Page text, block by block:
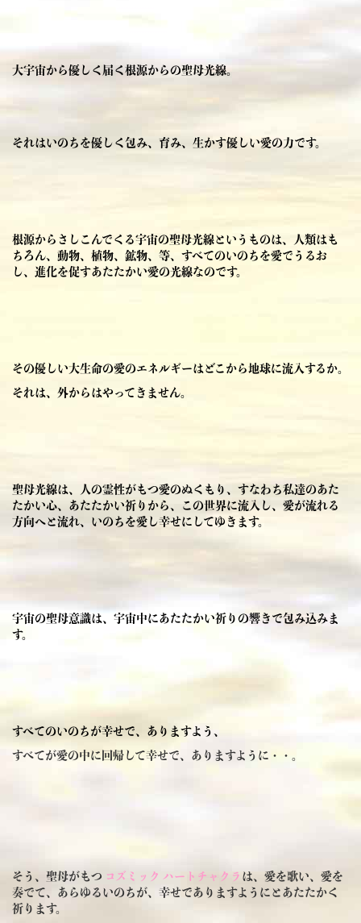
大宇宙から優しく届く根源からの聖母光線。
それはいのちを優しく包み、育み、生かす優しい愛の力です。
根源からさしこんでくる宇宙の聖母光線というものは、
人類はも
ちろん、動物、植物、鉱物、等、すべてのいのちを愛でうるお
し、進化を促すあたたかい愛の光線なのです。
その優しい大生命の愛のエネルギーはどこから地球に流入するか。
それは、外からはやってきません。
聖母光線は、人の霊性がもつ愛のぬくもり、すなわち私達のあた
たかい心、あたたかい祈りから、この世界に流入し、愛が流れる
方向へと流れ、いのちを愛し幸せにしてゆきます。
宇宙の聖母意識は、宇宙中にあたたかい祈りの響きで包み込みま
す。
すべてのいのちが幸せで、ありますよう、
すべてが愛の中に回帰して幸せで、ありますように・・。
そう、聖母がもつ コズミック ハートチャクラ は、愛を歌い、愛を
奏でて、あらゆるいのちが、幸せでありますようにとあたたかく
祈ります。